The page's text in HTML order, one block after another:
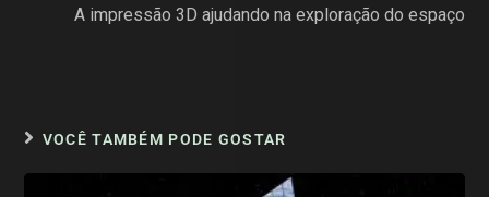
A impressão 3D ajudando na exploração do espaço
VOCÊ TAMBÉM PODE GOSTAR